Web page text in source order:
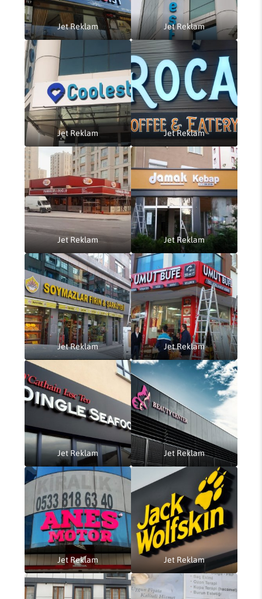
Jet Reklam Jet Reklam
Jet Reklam Jet Reklam
Jet Reklam Jet Reklam
Jet Reklam Jet Reklam
Jet Reklam Jet Reklam
Jet Reklam Jet Reklam